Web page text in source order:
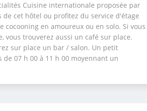
Cuisine internationale proposée par
cet hôtel ou profitez du service d'étage
en amoureux ou en solo. Si vous
vous trouverez aussi un café sur place.
sur place un bar / salon. Un petit
07 h 00 à 11 h 00 moyennant un